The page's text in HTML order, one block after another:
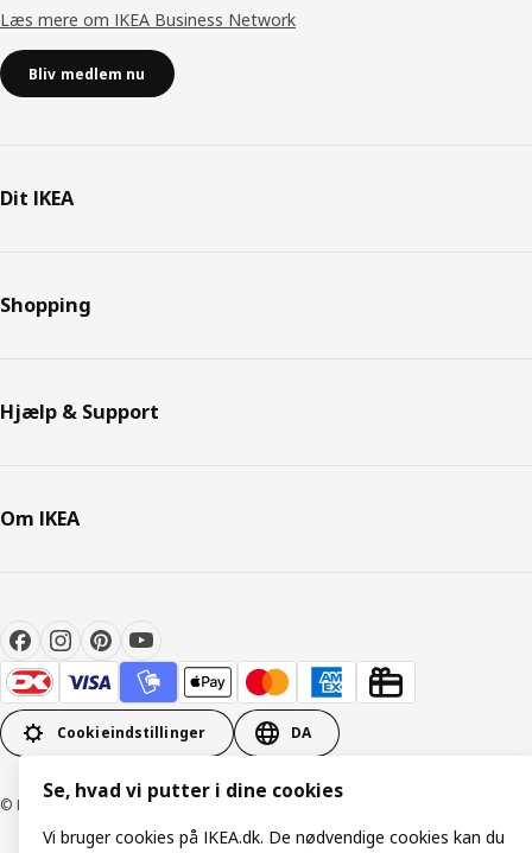
Læs mere om IKEA Business Network
Bliv medlem nu
Dit IKEA
Shopping
Hjælp & Support
Om IKEA
Cookieindstillinger DA
© Inter IKEA Systems B.V. 1999-2026
Se, hvad vi putter i dine cookies
Vi bruger cookies på IKEA.dk. De nødvendige cookies kan du